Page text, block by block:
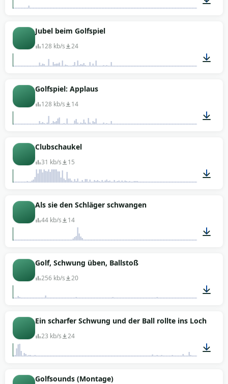
Jubel beim Golfspiel
128 kb/s 24
Golfspiel: Applaus
128 kb/s 14
Clubschaukel
31 kb/s 15
Als sie den Schläger schwangen
44 kb/s 14
Golf, Schwung üben, Ballstoß
256 kb/s 20
00:07
Ein scharfer Schwung und der Ball rollte ins Loch
23 kb/s 24
Golfsounds (Montage)